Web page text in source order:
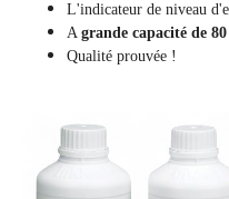
L'indicateur de niveau
A grande capacité de
Qualité prouvée !